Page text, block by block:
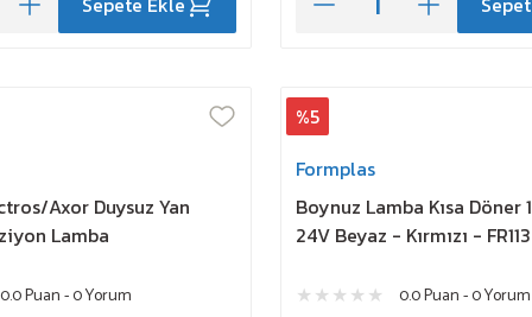
Axor Duysuz Yan
Lamba
0.0 Puan - 0 Yorum
%5
Formplas
Boynuz Lamba Kısa Döner
24V Beyaz - Kırmızı -
0.0 Puan - 0 Yorum